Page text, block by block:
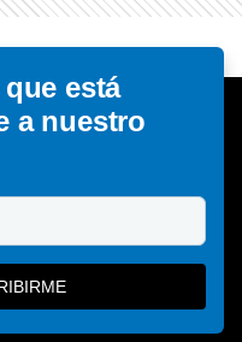
está
a nuestro